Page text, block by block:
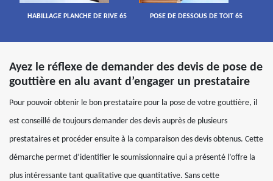
HABILLAGE PLANCHE DE RIVE 65 POSE DE DESSOUS DE TOIT 65
Ayez le réflexe de demander des devis de pose de
gouttière en alu avant d’engager un prestataire
Pour pouvoir obtenir le bon prestataire pour la pose de votre gouttière, il
est conseillé de toujours demander des devis auprès de plusieurs
prestataires et procéder ensuite à la comparaison des devis obtenus. Cette
démarche permet d’identifier le soumissionnaire qui a présenté l’offre la
plus intéressante tant qualitative que quantitative. Sans cette